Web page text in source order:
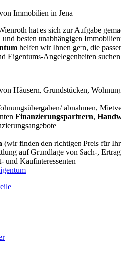
Immobilien in Jena
hat es sich zur Aufgabe
und besten unabhängigen
helfen wir Ihnen gern, die
Eigentums-Angelegenheiten
Häusern, Grundstücken,
abnahmen,
Finanzierungspartnern,
(wir finden den richtigen Preis für
auf Grundlage von Sach-,
und Kaufinteressenten